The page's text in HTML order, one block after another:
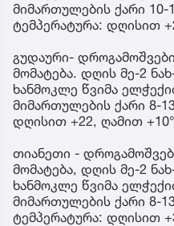
მიმართულების ქარი 10-
ტემპერატურა: დღისით
გუდაური-
მომატება. დღის მე-2
ხანმოკლე წვიმა
მიმართულების ქარი 8-
დღისით +22, ღამით
თიანეთი -
მომატება, დღის მე-2
ხანმოკლე წვიმა
მიმართულების ქარი 8-
ტემპერატურა: დღისით